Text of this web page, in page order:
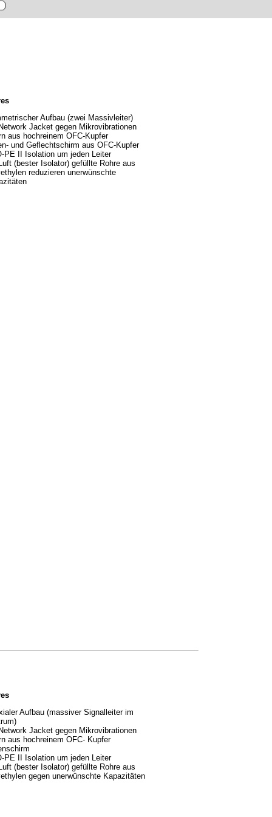
Aufbau (zwei Massivleiter)
Jacket gegen Mikrovibrationen
aus hochreinem OFC-Kupfer
und Geflechtschirm aus OFC-Kupfer
PE II Isolation um jeden Leiter
(bester Isolator) gefüllte Rohre aus
reduzieren unerwünschte
Aufbau (massiver Signalleiter im
Jacket gegen Mikrovibrationen
aus hochreinem OFC- Kupfer
PE II Isolation um jeden Leiter
(bester Isolator) gefüllte Rohre aus
gegen unerwünschte Kapazitäten